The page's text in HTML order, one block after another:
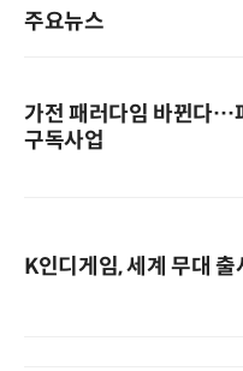
주요뉴스
가전 패러다임 바뀐다…
구독사업
K인디게임, 세계 무대 출